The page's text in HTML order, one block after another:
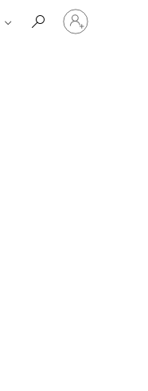
Meld
je
aan